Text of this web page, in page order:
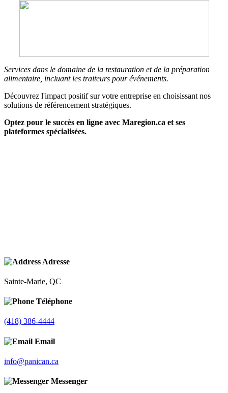
Services dans le domaine de la restauration et de la préparation
alimentaire, incluant les traiteurs pour événements.
Découvrez l'impact positif sur votre entreprise en choisissant nos
solutions de référencement stratégiques.
Optez pour le succès en ligne avec Maregion.ca et ses
plateformes spécialisées.
Adresse
Sainte-Marie, QC
Téléphone
(418) 386-4444
Email
info@panican.ca
Messenger